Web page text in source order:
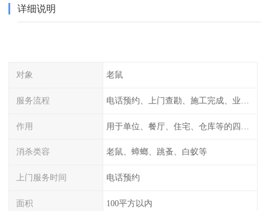
详细说明
对象 老鼠
服务流程
作用
消杀类容 老鼠、蟑螂、跳蚤、白蚁等
上门服务时间 电话预约
面积 100平方以内